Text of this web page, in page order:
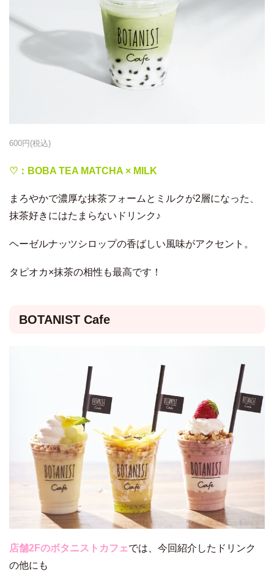
600円(税込)
♡：BOBA TEA MATCHA × MILK
まろやかで濃厚な抹茶フォームとミルクが2層になった、
抹茶好きにはたまらないドリンク♪
ヘーゼルナッツシロップの香ばしい風味がアクセント。
タピオカ×抹茶の相性も最高です！
BOTANIST Cafe
店舗2Fのボタニストカフェでは、今回紹介したドリンク
の他にも